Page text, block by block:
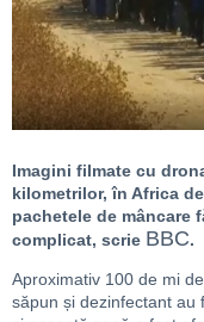
Imagini filmate cu
kilometrilor, în Africa
pachetele de mâncare
complicat, scrie BBC.
Aproximativ 100 de mi
săpun și dezinfectant au